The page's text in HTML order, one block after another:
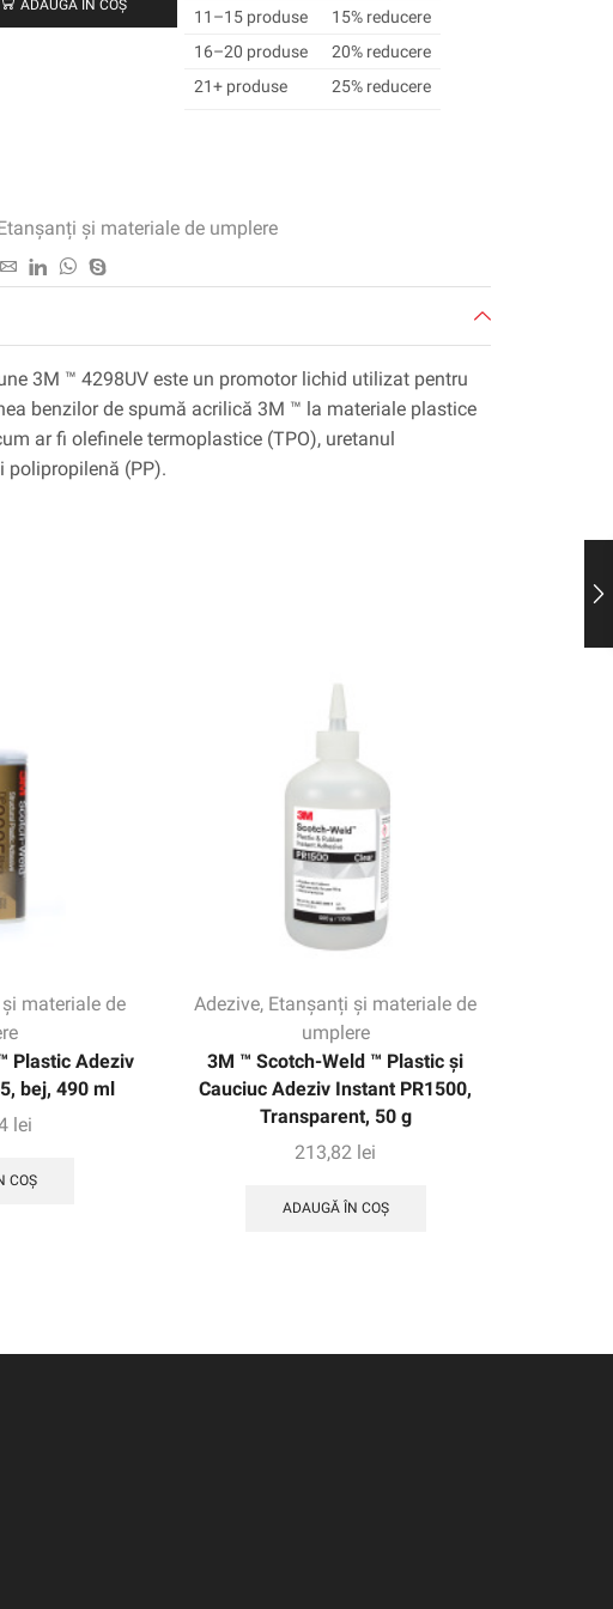
ADAUGĂ ÎN COȘ
11–15 produse
15% reducere
16–20 produse
20% reducere
21+ produse
25% reducere
și materiale de umplere
3M ™ 4298UV este un promotor lichid utilizat pentru
benzilor de spumă acrilică 3M ™ la materiale plastice
ar fi olefinele termoplastice (TPO), uretanul
polipropilenă (PP).
materiale de
Plastic Adeziv
bej, 490 ml
lei
COȘ
Adezive, Etanșanți și materiale de
umplere
3M ™ Scotch-Weld ™ Plastic și
Cauciuc Adeziv Instant PR1500,
Transparent, 50 g
213,82 lei
ADAUGĂ ÎN COȘ